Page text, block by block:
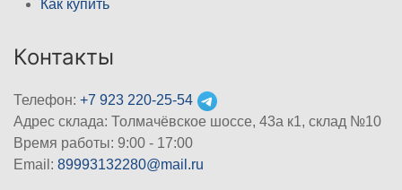
Как купить
Контакты
Телефон: +7 923 220-25-54
Адрес склада: Толмачёвское шоссе, 43а к1, склад №10
Время работы: 9:00 - 17:00
Email: 89993132280@mail.ru